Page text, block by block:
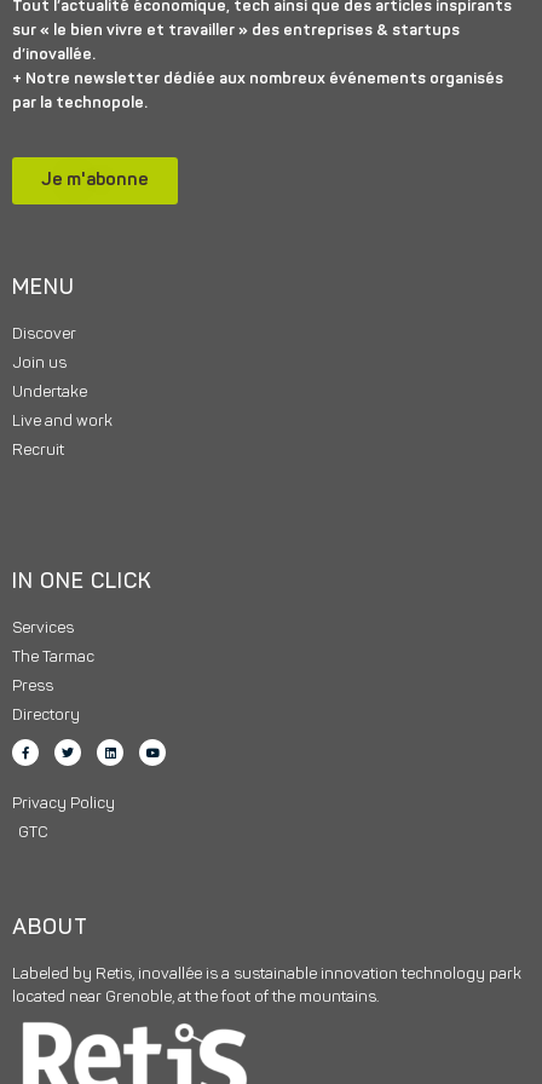
Tout l’actualité économique, tech ainsi que des articles inspirants
sur « le bien vivre et travailler » des entreprises & startups
d’inovallée.
+ Notre newsletter dédiée aux nombreux événements organisés
par la technopole.
Je m'abonne
MENU
Discover
Join us
Undertake
Live and work
Recruit
IN ONE CLICK
Services
The Tarmac
Press
Directory
Privacy Policy
GTC
ABOUT
Labeled by Retis, inovallée is a sustainable innovation technology park
located near Grenoble, at the foot of the mountains.